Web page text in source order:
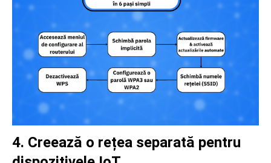
4. Creează o rețea separată pentru